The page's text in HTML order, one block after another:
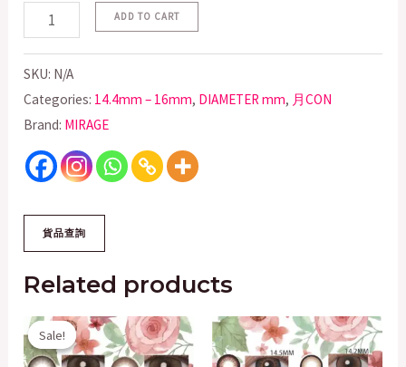
ADD TO CART
SKU: N/A
Categories: 14.4mm – 16mm, DIAMETER mm, 月CON
Brand: MIRAGE
Related products
Sale!
Sale!
Original
price
was:
Current
price
is: